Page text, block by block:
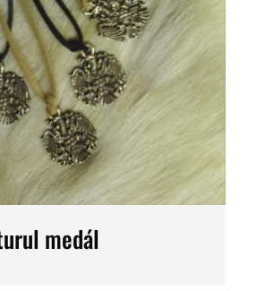
medál